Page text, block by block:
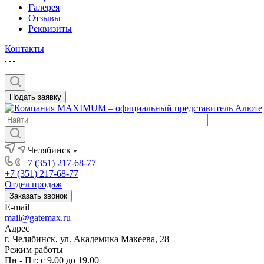
Галерея
Отзывы
Реквизиты
Контакты
Подать заявку
Челябинск
+7 (351) 217-68-77
+7 (351) 217-68-77
Отдел продаж
Заказать звонок
E-mail
mail@gatemax.ru
Адрес
г. Челябинск, ул. Академика Макеева, 28
Режим работы
Пн - Пт: с 9.00 до 19.00